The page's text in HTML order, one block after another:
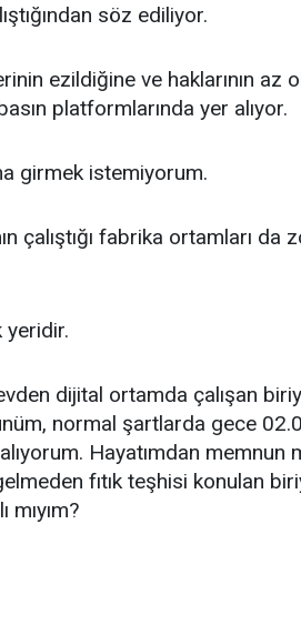
söz ediliyor.
ezildiğine ve haklarının az
platformlarında yer alıyor.
girmek istemiyorum.
çalıştığı fabrika ortamları da
yeridir.
dijital ortamda çalışan
normal şartlarda gece
Hayatımdan memnun
fıtık teşhisi konulan